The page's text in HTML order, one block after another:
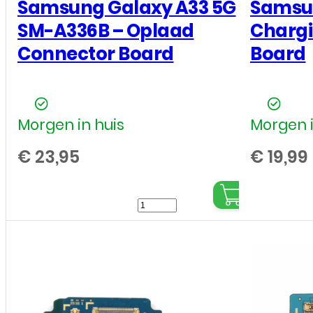
Samsung Galaxy A33 5G
SM-A336B – Oplaad
Morgen in huis
Samsung
Morgen